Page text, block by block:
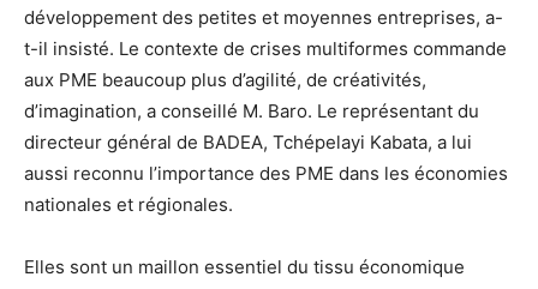
développement des petites et moyennes entreprises, a-
t-il insisté. Le contexte de crises multiformes commande
aux PME beaucoup plus d’agilité, de créativités,
d’imagination, a conseillé M. Baro. Le représentant du
directeur général de BADEA, Tchépelayi Kabata, a lui
aussi reconnu l’importance des PME dans les économies
nationales et régionales.
Elles sont un maillon essentiel du tissu économique